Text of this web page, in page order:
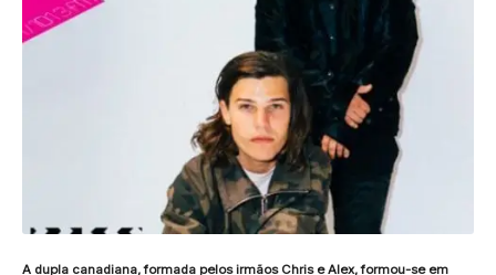
A dupla canadiana, formada pelos irmãos Chris e Alex, formou-se em